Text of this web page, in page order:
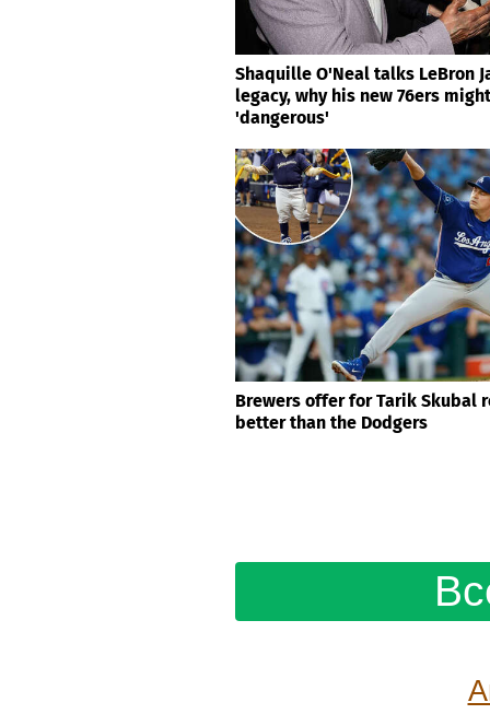
Shaquille O'Neal talks LeBron
legacy, why his new 76ers
'dangerous'
Brewers offer for Tarik Skubal
better than the Dodgers